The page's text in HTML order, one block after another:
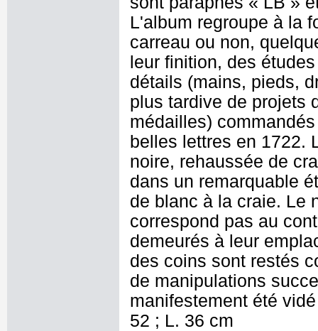
L'album regroupe à la
carreau ou non,
leur finition, des
détails (mains, pieds,
plus tardive de projets
médailles)
belles lettres en 1722.
noire, rehaussée de
dans un remarquable
de blanc à la craie. Le
correspond pas au
demeurés à leur
des coins sont restés
de manipulations
manifestement été
52 ; L. 36 cm